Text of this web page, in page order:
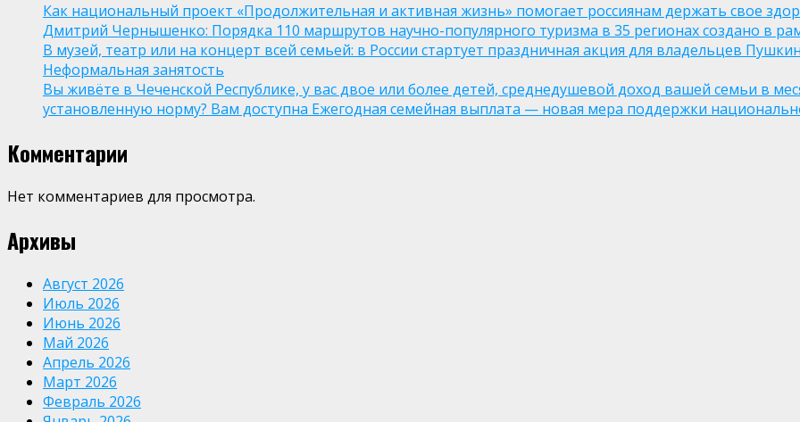
Как национальный проект «Продолжительная и активная жизнь» помогает россиянам держать свое
Дмитрий Чернышенко: Порядка 110 маршрутов научно-популярного туризма в 35 регионах создано в
В музей, театр или на концерт всей семьей: в России стартует праздничная акция для владельцев
Неформальная занятость
Вы живёте в Чеченской Республике, у вас двое или более детей, среднедушевой доход вашей семьи в
установленную норму? Вам доступна Ежегодная семейная выплата — новая мера поддержки
Комментарии
Нет комментариев для просмотра.
Архивы
Август 2026
Июль 2026
Июнь 2026
Май 2026
Апрель 2026
Март 2026
Февраль 2026